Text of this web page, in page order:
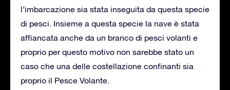
l’imbarcazione sia stata inseguita da questa specie
di pesci. Insieme a questa specie la nave è stata
affiancata anche da un branco di pesci volanti e
proprio per questo motivo non sarebbe stato un
caso che una delle costellazione confinanti sia
proprio il Pesce Volante.